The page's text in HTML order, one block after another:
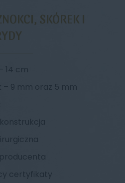
SKÓREK I
14 cm
– 9 mm oraz 5 mm
certyfikaty